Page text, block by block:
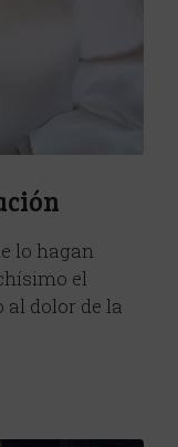
lo hagan
el
al dolor de la